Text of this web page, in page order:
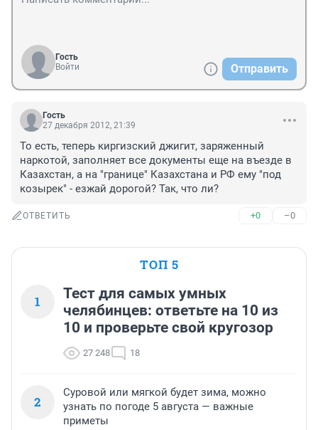
Гость
Войти
Отправить
Гость
27 декабря 2012, 21:39
То есть, теперь киргизский джигит, заряженный
наркотой, заполняет все документы еще на въезде в
Казахстан, а на "границе" Казахстана и РФ ему "под
козырек" - езжай дорогой? Так, что ли?
ОТВЕТИТЬ +0 –0
ТОП 5
1
Тест для самых умных
челябинцев: ответьте на 10 из
10 и проверьте свой кругозор
27 248 18
2
Суровой или мягкой будет зима, можно
узнать по погоде 5 августа — важные
приметы